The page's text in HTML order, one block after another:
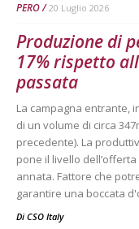
PERO 20 Luglio 2026
Produzione di
17% rispetto
passata
La campagna entrante,
di un volume di circa
precedente). La
pone il livello
annata. Fattore che
garantire una boccata
Di CSO Italy